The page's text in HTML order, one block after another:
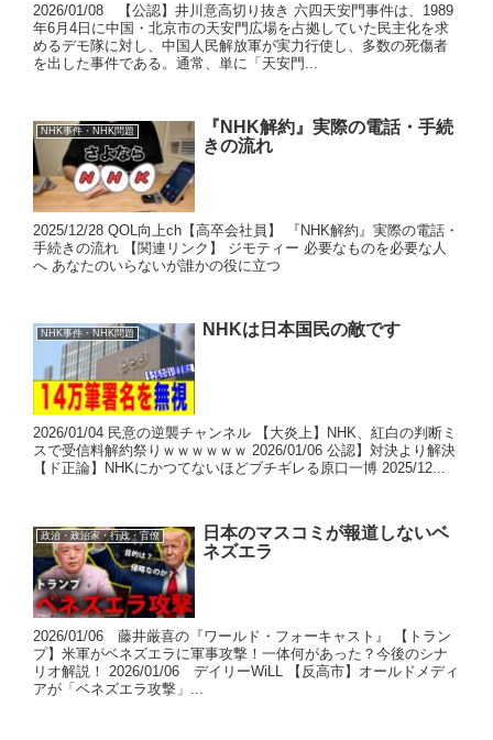
2026/01/08 【公認】井川意高切り抜き 六四天安門事件は、1989
年6月4日に中国・北京市の天安門広場を占拠していた民主化を求
めるデモ隊に対し、中国人民解放軍が実力行使し、多数の死傷者
を出した事件である。通常、単に「天安門...
NHK事件・NHK問題
『NHK解約』実際の電話・手続
きの流れ
2025/12/28 QOL向上ch【高卒会社員】 『NHK解約』実際の電話・
手続きの流れ 【関連リンク】 ジモティー 必要なものを必要な人
へ あなたのいらないが誰かの役に立つ
NHK事件・NHK問題 NHKは日本国民の敵です
2026/01/04 民意の逆襲チャンネル 【大炎上】NHK、紅白の判断ミ
スで受信料解約祭りｗｗｗｗｗｗ 2026/01/06 公認】対決より解決
【ド正論】NHKにかつてないほどブチギレる原口一博 2025/12...
政治・政治家・行政・官僚
日本のマスコミが報道しないベ
ネズエラ
2026/01/06 藤井厳喜の『ワールド・フォーキャスト』 【トラン
プ】米軍がベネズエラに軍事攻撃！一体何があった？今後のシナ
リオ解説！ 2026/01/06 デイリーWiLL 【反高市】オールドメディ
アが「ベネズエラ攻撃」...